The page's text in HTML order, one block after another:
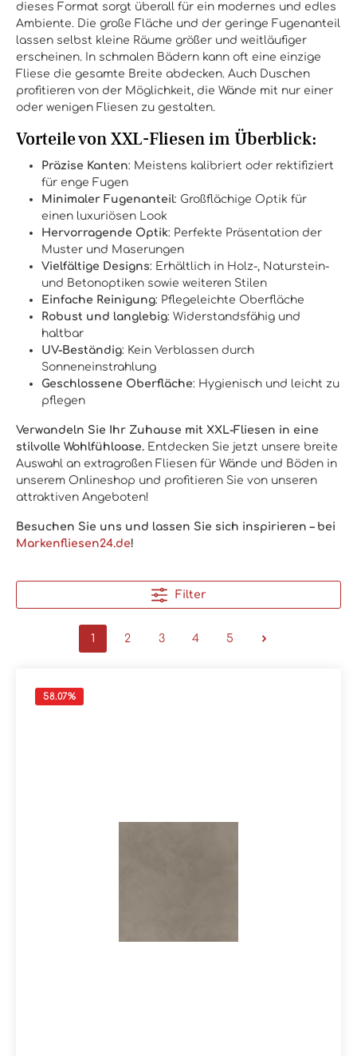
dieses Format sorgt überall für ein modernes und edles
Ambiente. Die große Fläche und der geringe Fugenanteil
lassen selbst kleine Räume größer und weitläufiger
erscheinen. In schmalen Bädern kann oft eine einzige
Fliese die gesamte Breite abdecken. Auch Duschen
profitieren von der Möglichkeit, die Wände mit nur einer
oder wenigen Fliesen zu gestalten.
Vorteile von XXL-Fliesen im Überblick:
Präzise Kanten: Meistens kalibriert oder rektifiziert
für enge Fugen
Minimaler Fugenanteil: Großflächige Optik für
einen luxuriösen Look
Hervorragende Optik: Perfekte Präsentation der
Muster und Maserungen
Vielfältige Designs: Erhältlich in Holz-, Naturstein-
und Betonoptiken sowie weiteren Stilen
Einfache Reinigung: Pflegeleichte Oberfläche
Robust und langlebig: Widerstandsfähig und
haltbar
UV-Beständig: Kein Verblassen durch
Sonneneinstrahlung
Geschlossene Oberfläche: Hygienisch und leicht zu
pflegen
Verwandeln Sie Ihr Zuhause mit XXL-Fliesen in eine
stilvolle Wohlfühloase. Entdecken Sie jetzt unsere breite
Auswahl an extragroßen Fliesen für Wände und Böden in
unserem Onlineshop und profitieren Sie von unseren
attraktiven Angeboten!
Besuchen Sie uns und lassen Sie sich inspirieren – bei
Markenfliesen24.de!
Filter
1 2 3 4 5
58.07%